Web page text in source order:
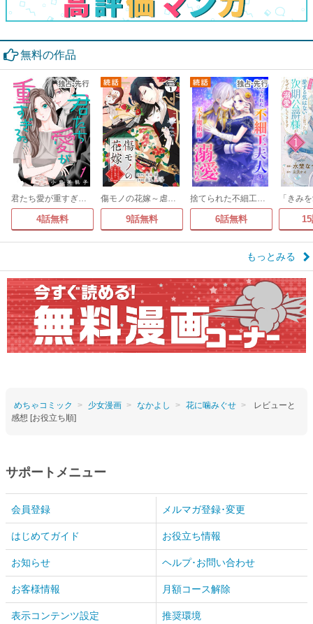
無料の作品
君たち愛が重すぎる。(話売り)
4話無料
傷モノの花嫁～虐げられた私が、皇國の鬼神に見初められた理由～ 分冊版
9話無料
捨てられた不細工夫人は天才魔術師に溺愛される
6話無料
もっとみる
めちゃコミック 少女漫画 なかよし 花に噛みぐせ
レビューと
感想 [お役立ち順]
サポートメニュー
会員登録 メルマガ登録･変更
はじめてガイド お役立ち情報
お知らせ ヘルプ･お問い合わせ
お客様情報 月額コース解除
表示コンテンツ設定 推奨環境